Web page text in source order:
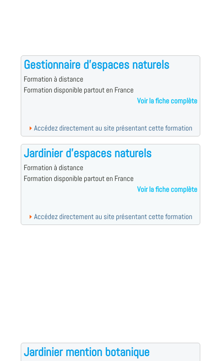
Gestionnaire d'espaces naturels
Formation à distance
Formation disponible partout en France
Voir la fiche complète
Accédez directement au site présentant cette formation
Jardinier d'espaces naturels
Formation à distance
Formation disponible partout en France
Voir la fiche complète
Accédez directement au site présentant cette formation
Jardinier mention botanique